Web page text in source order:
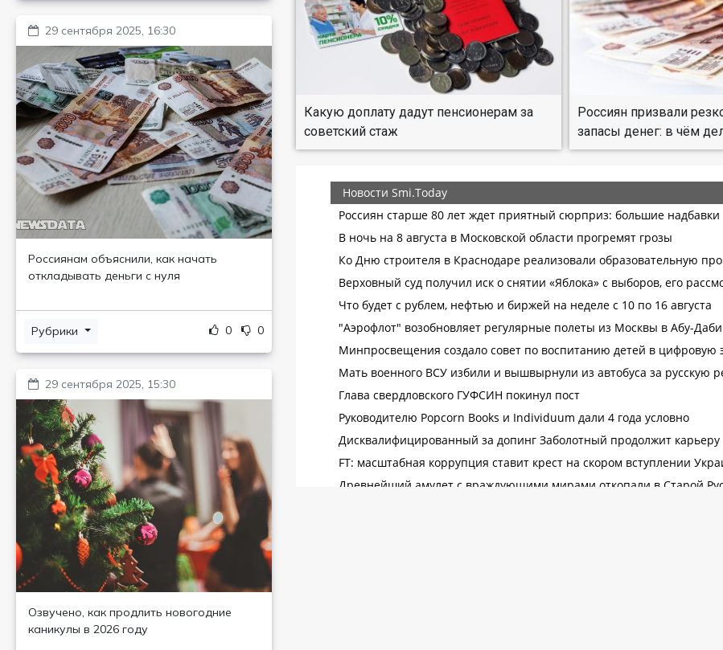
29 сентября 2025, 16:30
Россиянам объяснили, как начать
откладывать деньги с нуля
Рубрики 0 0
29 сентября 2025, 15:30
Озвучено, как продлить новогодние
каникулы в 2026 году
Какую доплату дадут пенсионерам за
советский стаж
Россиян призвали
запасы денег: в чём